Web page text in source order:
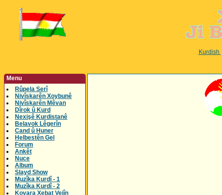
Kurdish
Menu
Rûpela Serî
Nivîskarên Xoybunê
Nivîskarên Mêvan
Dîrok û Kurd
Nexişê Kurdistanê
Belavok Lêgerîn
Cand û Huner
Helbestên Gel
Forum
Ankêt
Nuce
Album
Slayd Show
Muzîka Kurdî - 1
Muzîka Kurdî - 2
Kovara Xebat Vejîn